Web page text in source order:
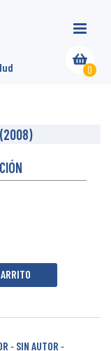
0
(2008)
- SIN AUTOR -